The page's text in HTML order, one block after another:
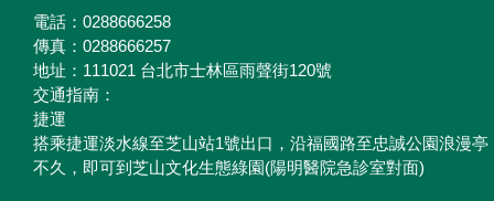
電話：0288666258
傳真：0288666257
地址：111021 台北市士林區雨聲街120號
交通指南：
捷運
搭乘捷運淡水線至芝山站1號出口，沿福國路至忠誠公園浪漫
不久，即可到芝山文化生態綠園(陽明醫院急診室對面)